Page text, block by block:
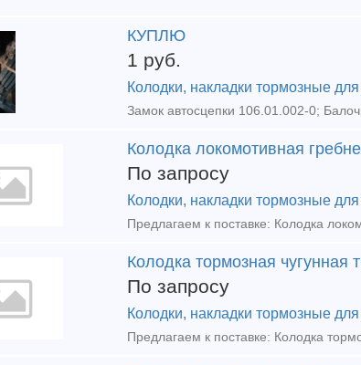
КУПЛЮ
1 руб.
Колодки, накладки тормозные
Колодка локомотивная
По запросу
Колодки, накладки тормозные
Колодка тормозная чугунная
По запросу
Колодки, накладки тормозные